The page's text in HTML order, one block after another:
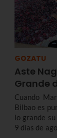
GOZATU
Aste
Grande
Cuando
Bilbao es
lo grande
9 días de